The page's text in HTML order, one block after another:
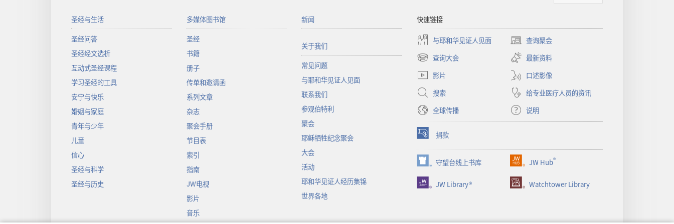
圣经与生活
圣经问答
圣经经文选析
互动式圣经课程
学习圣经的工具
安宁与快乐
婚姻与家庭
青年与少年
儿童
信心
圣经与科学
圣经与历史
多媒体图书馆
圣经
书籍
册子
传单和邀请函
系列文章
杂志
聚会手册
节目表
索引
指南
JW电视
影片
音乐
新闻
关于我们
常见问题
与耶和华见证人见面
联系我们
参观伯特利
聚会
耶稣牺牲纪念聚会
大会
活动
耶和华见证人经历集锦
世界各地
快速链接
与耶和华见证人见面 查询聚会
（打
开
新
窗
口）
查询大会
（打
开
新
窗
口）
最新资料
影片
口述影像
搜索
给专业医疗人员的资讯
全球传播
说明
捐款
（打
开
新
窗
口）
守望台线上书库
（打
开
新
JW Hub®
（打
开
新
JW Library® Watchtower Library